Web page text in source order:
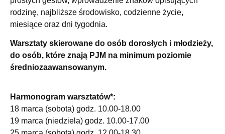
rodzinę, najbliższe środowisko, codzienne życie,
miesiące oraz dni tygodnia.
Warsztaty skierowane do osób dorosłych i młodzieży,
do osób, które znają PJM na minimum poziomie
średniozaawansowanym.
Harmonogram warsztatów*:
18 marca (sobota) godz. 10.00-18.00
19 marca (niedziela) godz. 10.00-17.00